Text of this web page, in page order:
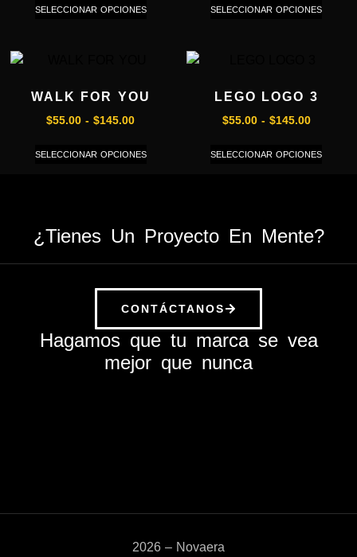
SELECCIONAR OPCIONES SELECCIONAR OPCIONES
WALK FOR YOU
$55.00 - $145.00
SELECCIONAR OPCIONES
LEGO LOGO 3
$55.00 - $145.00
SELECCIONAR OPCIONES
¿Tienes Un Proyecto En Mente?
CONTÁCTANOS
Hagamos que tu marca se vea
mejor que nunca
2026 – Novaera